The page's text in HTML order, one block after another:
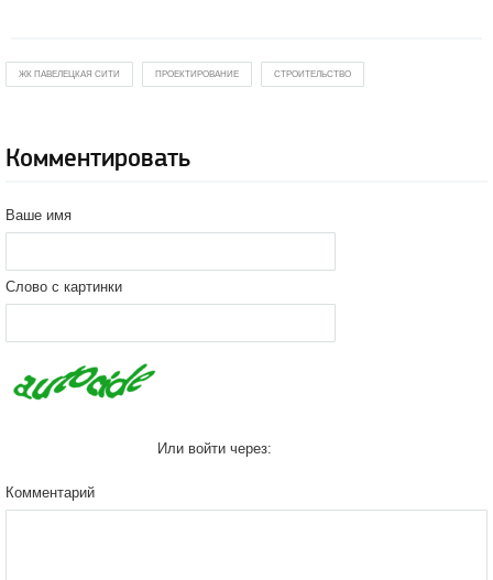
ЖК ПАВЕЛЕЦКАЯ СИТИ ПРОЕКТИРОВАНИЕ СТРОИТЕЛЬСТВО
Комментировать
Ваше имя
Слово с картинки
Или войти через:
Комментарий